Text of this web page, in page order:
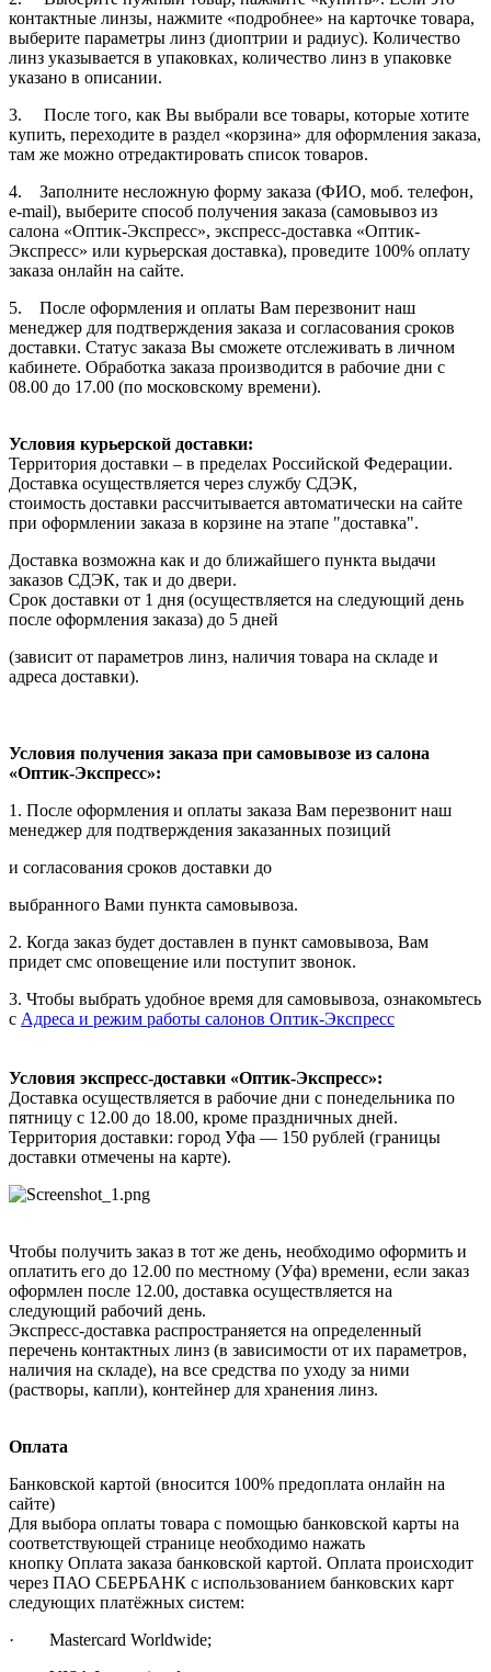
контактные линзы, нажмите «подробнее» на карточке товара,
выберите параметры линз (диоптрии и радиус). Количество
линз указывается в упаковках, количество линз в упаковке
указано в описании.
3. После того, как Вы выбрали все товары, которые хотите
купить, переходите в раздел «корзина» для оформления заказа,
там же можно отредактировать список товаров.
4. Заполните несложную форму заказа (ФИО, моб. телефон,
e-mail), выберите способ получения заказа (самовывоз из
салона «Оптик-Экспресс», экспресс-доставка «Оптик-
Экспресс» или курьерская доставка), проведите 100% оплату
заказа онлайн на сайте.
5. После оформления и оплаты Вам перезвонит наш
менеджер для подтверждения заказа и согласования сроков
доставки. Статус заказа Вы сможете отслеживать в личном
кабинете. Обработка заказа производится в рабочие дни с
08.00 до 17.00 (по московскому времени).
Условия курьерской доставки:
Территория доставки – в пределах Российской Федерации.
Доставка осуществляется через службу СДЭК,
стоимость доставки рассчитывается автоматически на сайте
при оформлении заказа в корзине на этапе "доставка".
Доставка возможна как и до ближайшего пункта выдачи
заказов СДЭК, так и до двери.
Срок доставки от 1 дня (осуществляется на следующий день
после оформления заказа) до 5 дней
(зависит от параметров линз, наличия товара на складе и
адреса доставки).
Условия получения заказа при самовывозе из салона
«Оптик-Экспресс»:
1. После оформления и оплаты заказа Вам перезвонит наш
менеджер для подтверждения заказанных позиций
и согласования сроков доставки до
выбранного Вами пункта самовывоза.
2. Когда заказ будет доставлен в пункт самовывоза, Вам
придет смс оповещение или поступит звонок.
3. Чтобы выбрать удобное время для самовывоза, ознакомьтесь
с Адреса и режим работы салонов Оптик-Экспресс
Условия экспресс-доставки «Оптик-Экспресс»:
Доставка осуществляется в рабочие дни с понедельника по
пятницу с 12.00 до 18.00, кроме праздничных дней.
Территория доставки: город Уфа — 150 рублей (границы
доставки отмечены на карте).
Чтобы получить заказ в тот же день, необходимо оформить и
оплатить его до 12.00 по местному (Уфа) времени, если заказ
оформлен после 12.00, доставка осуществляется на
следующий рабочий день.
Экспресс-доставка распространяется на определенный
перечень контактных линз (в зависимости от их параметров,
наличия на складе), на все средства по уходу за ними
(растворы, капли), контейнер для хранения линз.
Оплата
Банковской картой (вносится 100% предоплата онлайн на
сайте)
Для выбора оплаты товара с помощью банковской карты на
соответствующей странице необходимо нажать
кнопку Оплата заказа банковской картой. Оплата происходит
через ПАО СБЕРБАНК с использованием банковских карт
следующих платёжных систем:
· Mastercard Worldwide;